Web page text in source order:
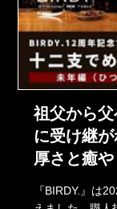
祖父から
に受け継
厚さと癒
『BIRDY.』は